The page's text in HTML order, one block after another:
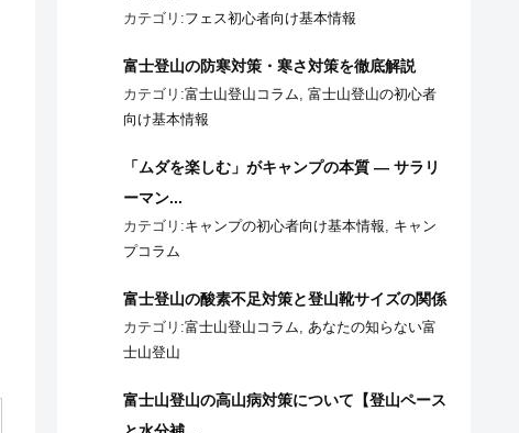
カテゴリ:フェス初心者向け基本情報
富士登山の防寒対策・寒さ対策を徹底解説
カテゴリ:富士山登山コラム 富士山登山の初心者
向け基本情報
「ムダを楽しむ」がキャンプの本質 ― サラリ
ーマン...
カテゴリ:キャンプの初心者向け基本情報
キャン
プコラム
富士登山の酸素不足対策と登山靴サイズの関係
カテゴリ:富士山登山コラム
あなたの知らない富
士山登山
富士山登山の高山病対策について【登山ペース